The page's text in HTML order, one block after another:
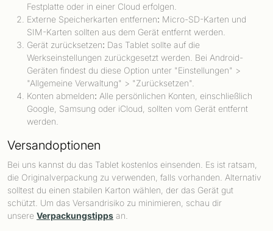
Festplatte oder in einer Cloud erfolgen.
Externe Speicherkarten entfernen: Micro-SD-Karten und
SIM-Karten sollten aus dem Gerät entfernt werden.
Gerät zurücksetzen: Das Tablet sollte auf die
Werkseinstellungen zurückgesetzt werden. Bei Android-
Geräten findest du diese Option unter "Einstellungen" >
"Allgemeine Verwaltung" > "Zurücksetzen".
Konten abmelden: Alle persönlichen Konten, einschließlich
Google, Samsung oder iCloud, sollten vom Gerät entfernt
werden.
Versandoptionen
Bei uns kannst du das Tablet kostenlos einsenden. Es ist ratsam,
die Originalverpackung zu verwenden, falls vorhanden. Alternativ
solltest du einen stabilen Karton wählen, der das Gerät gut
schützt. Um das Versandrisiko zu minimieren, schau dir
unsere Verpackungstipps an.